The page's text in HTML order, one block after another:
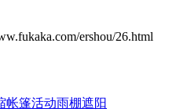
ershou/26.html
帐篷活动雨棚遮阳